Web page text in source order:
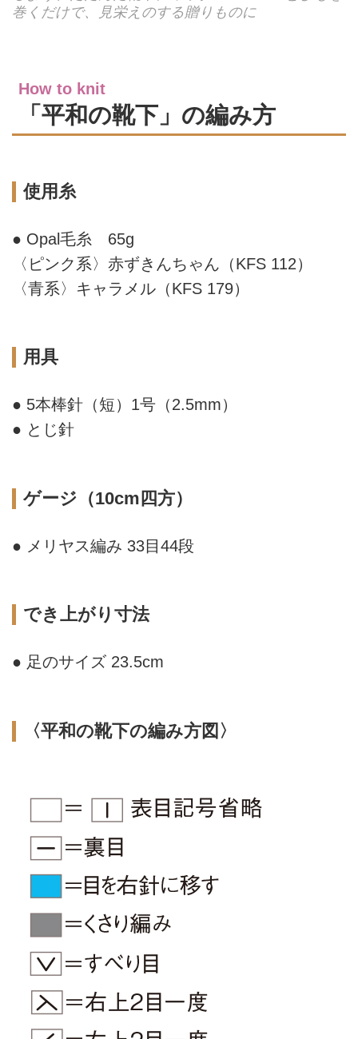
巻くだけで、見栄えのする贈りものに
How to knit
「平和の靴下」の編み方
使用糸
● Opal毛糸 65g
〈ピンク系〉赤ずきんちゃん（KFS 112）
〈青系〉キャラメル（KFS 179）
用具
● 5本棒針（短）1号（2.5mm）
● とじ針
ゲージ（10cm四方）
● メリヤス編み 33目44段
でき上がり寸法
● 足のサイズ 23.5cm
〈平和の靴下の編み方図〉